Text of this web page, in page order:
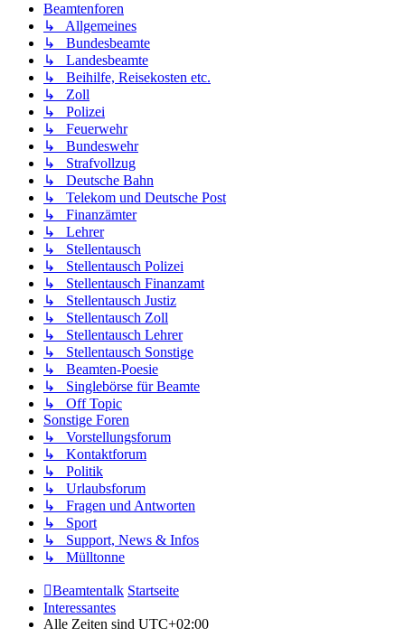
Beamtenforen
↳ Allgemeines
↳ Bundesbeamte
↳ Landesbeamte
↳ Beihilfe, Reisekosten etc.
↳ Zoll
↳ Polizei
↳ Feuerwehr
↳ Bundeswehr
↳ Strafvollzug
↳ Deutsche Bahn
↳ Telekom und Deutsche Post
↳ Finanzämter
↳ Lehrer
↳ Stellentausch
↳ Stellentausch Polizei
↳ Stellentausch Finanzamt
↳ Stellentausch Justiz
↳ Stellentausch Zoll
↳ Stellentausch Lehrer
↳ Stellentausch Sonstige
↳ Beamten-Poesie
↳ Singlebörse für Beamte
↳ Off Topic
Sonstige Foren
↳ Vorstellungsforum
↳ Kontaktforum
↳ Politik
↳ Urlaubsforum
↳ Fragen und Antworten
↳ Sport
↳ Support, News & Infos
↳ Mülltonne
Beamtentalk Startseite
Interessantes
Alle Zeiten sind UTC+02:00